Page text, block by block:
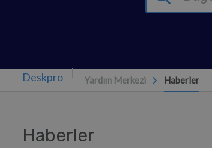
Yardım Merkezi Haberler
Haberler